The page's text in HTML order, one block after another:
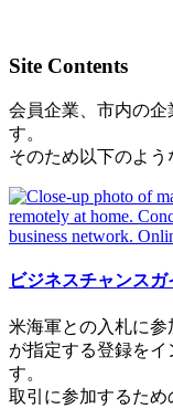
Site Contents
会員企業、市内の
す。
そのため以下のよう
ビジネスチャンスガ
米海軍との入札に
が指定する登録を
す。
取引に参加するた